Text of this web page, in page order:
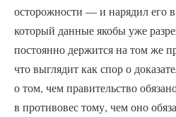
осторожности — и нарядил его
который данные якобы уже
постоянно держится на том же
что выглядит как спор о
о том, чем правительство
в противовес тому, чем оно